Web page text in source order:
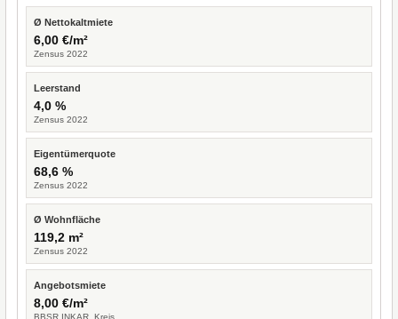
Ø Nettokaltmiete
6,00 €/m²
Zensus 2022
Leerstand
4,0 %
Zensus 2022
Eigentümerquote
68,6 %
Zensus 2022
Ø Wohnfläche
119,2 m²
Zensus 2022
Angebotsmiete
8,00 €/m²
BBSR INKAR, Kreis